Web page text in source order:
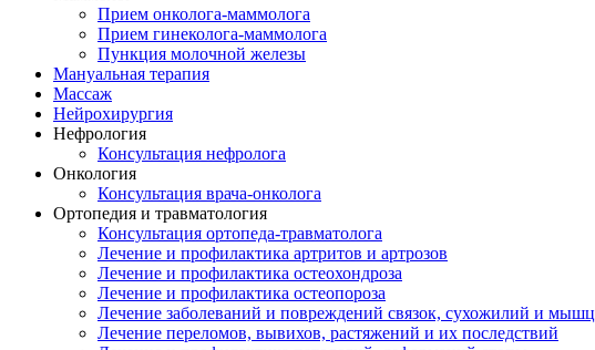
Прием онколога-маммолога
Прием гинеколога-маммолога
Пункция молочной железы
Мануальная терапия
Массаж
Нейрохирургия
Нефрология
Консультация нефролога
Онкология
Консультация врача-онколога
Ортопедия и травматология
Консультация ортопеда-травматолога
Лечение и профилактика артритов и артрозов
Лечение и профилактика остеохондроза
Лечение и профилактика остеопороза
Лечение заболеваний и повреждений связок, сухожилий и мышц
Лечение переломов, вывихов, растяжений и их последствий